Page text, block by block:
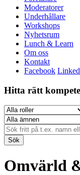
Moderatorer
Underhållare
Workshops
Nyhetsrum
Lunch & Learn
Om oss
Kontakt
Facebook
Hitta rätt
Sök
Omvärld